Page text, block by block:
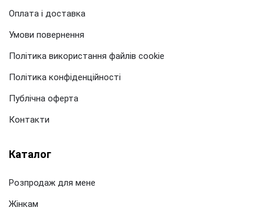
Оплата і доставка
Умови повернення
Політика використання файлів cookie
Політика конфіденційності
Публічна оферта
Контакти
Каталог
Розпродаж для мене
Жінкам